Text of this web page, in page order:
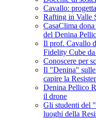
Cavallo:
Rafting in Valle
CasaClima
del Denina
Il prof. Cavallo
Fidelity Cube
Conoscere per
Il "Denina" sulle
capire la
Denina Pellico
il drone
Gli studenti del
luoghi della